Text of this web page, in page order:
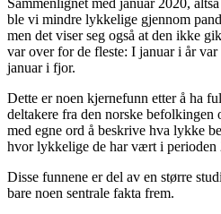
ble vi mindre lykkelige gjennom
men det viser seg også at den ikke
var over for de fleste: I januar i år
januar i fjor.
Dette er noen kjernefunn etter å ha
deltakere fra den norske befolkingen
med egne ord å beskrive hva lykke
hvor lykkelige de har vært i perioden
Disse funnene er del av en større
bare noen sentrale fakta frem.